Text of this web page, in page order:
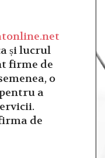
și lucrul
firme de
o
a
de